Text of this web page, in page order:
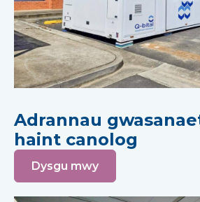
Adrannau
haint canolog
Dysgu mwy